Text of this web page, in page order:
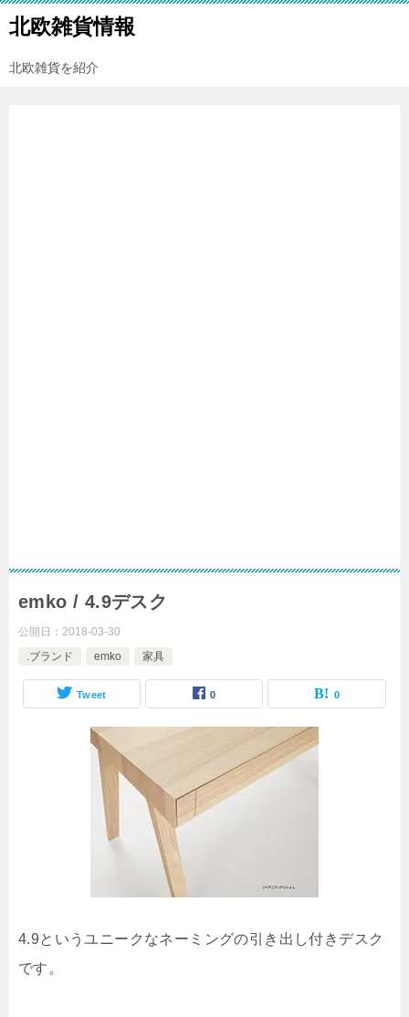
北欧雑貨情報
北欧雑貨を紹介
emko / 4.9デスク
公開日： 2018-03-30
.ブランド
emko 家具
Tweet 0 0
4.9というユニークなネーミングの引き出し付きデスク
です。